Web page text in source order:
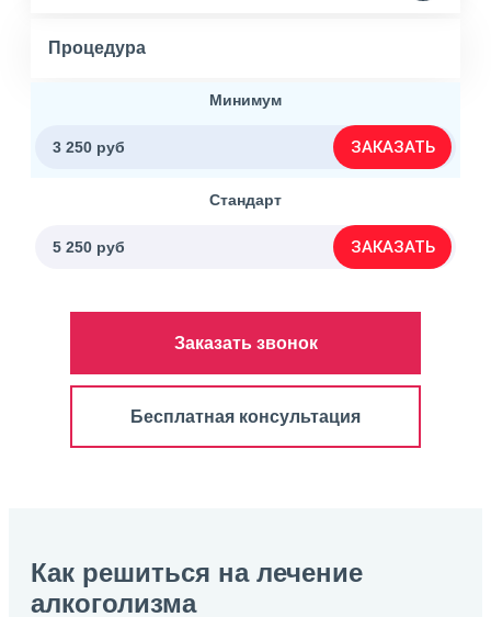
Процедура
Минимум
3 250 руб ЗАКАЗАТЬ
Стандарт
5 250 руб ЗАКАЗАТЬ
Заказать звонок
Бесплатная консультация
Как решиться на лечение
алкоголизма